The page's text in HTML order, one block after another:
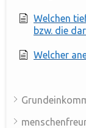
Welchen
bzw. die
Welcher